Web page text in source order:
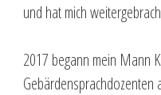
und hat mich
2017 begann mein Mann
Gebärdensprachdozenten